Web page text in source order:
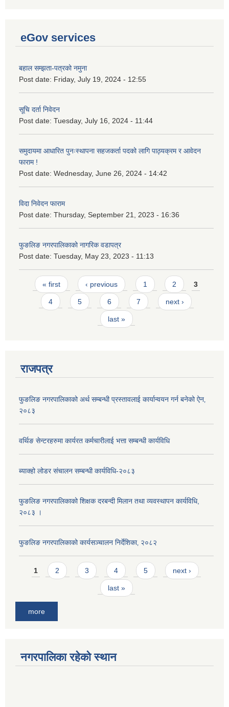
eGov services
बहाल सम्झता-पत्रको नमुना
Post date: Friday, July 19, 2024 - 12:55
सूचि दर्ता निवेदन
Post date: Tuesday, July 16, 2024 - 11:44
समुदायमा आधारित पुनःस्थापना सहजकर्ता पदको लागि पाठ्यक्रम र आवेदन
फाराम !
Post date: Wednesday, June 26, 2024 - 14:42
विदा निवेदन फाराम
Post date: Thursday, September 21, 2023 - 16:36
फुङलिङ नगरपालिकाको नागरिक वडापत्र
Post date: Tuesday, May 23, 2023 - 11:13
Pages
« first ‹ previous 1 2 3
4 5 6 7 next ›
last »
राजपत्र
फुङलिङ नगरपालिकाको अर्थ सम्बन्धी प्रस्तावलाई कार्यान्वयन गर्न बनेको ऐन‚
२०८३
वर्थिङ सेन्टरहरुमा कार्यरत कर्मचारीलाई भत्ता सम्बन्धी कार्यविधि
ब्याक्हो लोडर संचालन सम्बन्धी कार्यविधि-२०८३
फुङलिङ नगरपालिकाको शिक्षक दरबन्दी मिलान तथा व्यवस्थापन कार्यविधि,
२०८३ ।
फुङलिङ नगरपालिकाको कार्यसञ्चालन निर्देशिका‚ २०८२
Pages
1 2 3 4 5 next ›
last »
more
नगरपालिका रहेको स्थान